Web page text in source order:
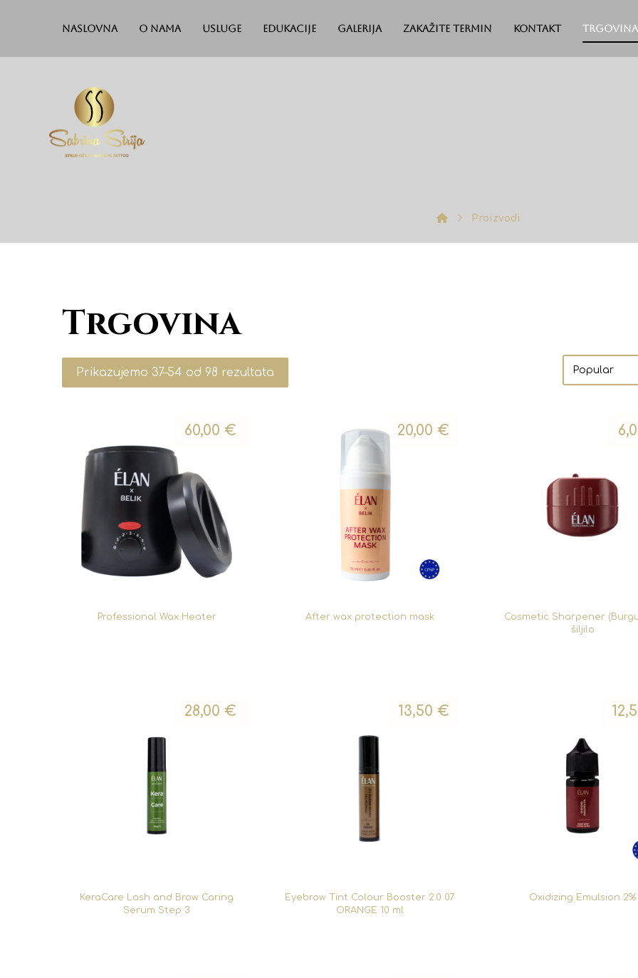
Naslovna O nama Usluge Edukacije Galerija Zakažite termin Kontakt Trgovina
Proizvodi
Trgovina
Prikazujemo 37–54 od 98 rezultata
Professional Wax Heater
60,00€
After wax protection mask
20,00€
Cosmetic Sharpener
šiljilo
KeraCare Lash and Brow Caring
Serum Step 3
28,00€
Eyebrow Tint Colour Booster 2.0 07
ORANGE 10 ml
13,50€
Oxidizing Emulsion 2%